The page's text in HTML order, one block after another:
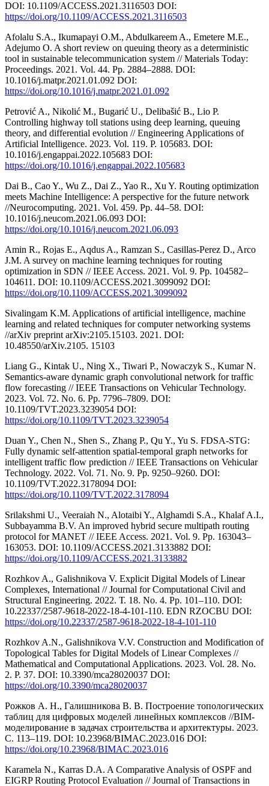
DOI: 10.1109/ACCESS.2021.3116503 DOI:
https://doi.org/10.1109/ACCESS.2021.3116503
Afolalu S.A., Ikumapayi O.M., Abdulkareem A., Emetere M.E.,
Adejumo O. A short review on queuing theory as a deterministic
tool in sustainable telecommunication system // Materials Today:
Proceedings. 2021. Vol. 44. Pp. 2884–2888. DOI:
10.1016/j.matpr.2021.01.092 DOI:
https://doi.org/10.1016/j.matpr.2021.01.092
Petrović A., Nikolić M., Bugarić U., Delibašić B., Lio P.
Controlling highway toll stations using deep learning, queuing
theory, and differential evolution // Engineering Applications of
Artificial Intelligence. 2023. Vol. 119. P. 105683. DOI:
10.1016/j.engappai.2022.105683 DOI:
https://doi.org/10.1016/j.engappai.2022.105683
Dai B., Cao Y., Wu Z., Dai Z., Yao R., Xu Y. Routing optimization
meets Machine Intelligence: A perspective for the future network
//Neurocomputing. 2021. Vol. 459. Pp. 44–58. DOI:
10.1016/j.neucom.2021.06.093 DOI:
https://doi.org/10.1016/j.neucom.2021.06.093
Amin R., Rojas E., Aqdus A., Ramzan S., Casillas-Perez D., Arco
J.M. A survey on machine learning techniques for routing
optimization in SDN // IEEE Access. 2021. Vol. 9. Pp. 104582–
104611. DOI: 10.1109/ACCESS.2021.3099092 DOI:
https://doi.org/10.1109/ACCESS.2021.3099092
Sivalingam K.M. Applications of artificial intelligence, machine
learning and related techniques for computer networking systems
//arXiv preprint arXiv:2105.15103. 2021. DOI:
10.48550/arXiv.2105. 15103
Liang G., Kintak U., Ning X., Tiwari P., Nowaczyk S., Kumar N.
Semantics-aware dynamic graph convolutional network for traffic
flow forecasting // IEEE Transactions on Vehicular Technology.
2023. Vol. 72. Nо. 6. Pp. 7796–7809. DOI:
10.1109/TVT.2023.3239054 DOI:
https://doi.org/10.1109/TVT.2023.3239054
Duan Y., Chen N., Shen S., Zhang P., Qu Y., Yu S. FDSA-STG:
Fully dynamic self-attention spatial-temporal graph networks for
intelligent traffic flow prediction // IEEE Transactions on Vehicular
Technology. 2022. Vol. 71. Nо. 9. Pp. 9250–9260. DOI:
10.1109/TVT.2022.3178094 DOI:
https://doi.org/10.1109/TVT.2022.3178094
Srilakshmi U., Veeraiah N., Alotaibi Y., Alghamdi S.A., Khalaf A.I.,
Subbayamma B.V. An improved hybrid secure multipath routing
protocol for MANET // IEEE Access. 2021. Vol. 9. Pp. 163043–
163053. DOI: 10.1109/ACCESS.2021.3133882 DOI:
https://doi.org/10.1109/ACCESS.2021.3133882
Rozhkov A., Galishnikova V. Explicit Digital Models of Linear
Complexes, International // Journal for Computational Civil and
Structural Engineering. 2022. Т. 18. Nо. 4. Рр. 101–110. DOI:
10.22337/2587-9618-2022-18-4-101-110. EDN RZOCBU DOI:
https://doi.org/10.22337/2587-9618-2022-18-4-101-110
Rozhkov A.N., Galishnikova V.V. Construction and Modification of
Topological Tables for Digital Models of Linear Complexes //
Mathematical and Computational Applications. 2023. Vol. 28. Nо.
2. P. 37. DOI: 10.3390/mca28020037 DOI:
https://doi.org/10.3390/mca28020037
Рожков А. Н., Галишникова В. В. Построение топологических
таблиц для цифровых моделей линейных комплексов //BIM-
моделирование в задачах строительства и архитектуры. 2023.
С. 113–119. DOI: 10.23968/BIMAC.2023.016 DOI:
https://doi.org/10.23968/BIMAC.2023.016
Karamela N., Karras D.A. A Comparative Analysis of OSPF and
EIGRP Routing Protocol Evaluation // Journal of Transactions in